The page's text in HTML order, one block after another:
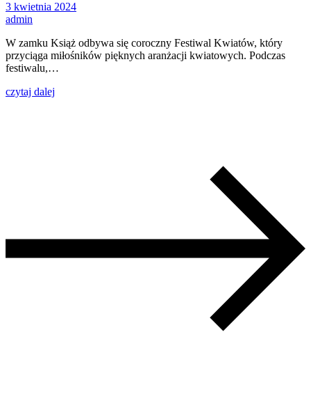
3 kwietnia 2024
admin
W zamku Książ odbywa się coroczny Festiwal Kwiatów, który
przyciąga miłośników pięknych aranżacji kwiatowych. Podczas
festiwalu,…
czytaj dalej